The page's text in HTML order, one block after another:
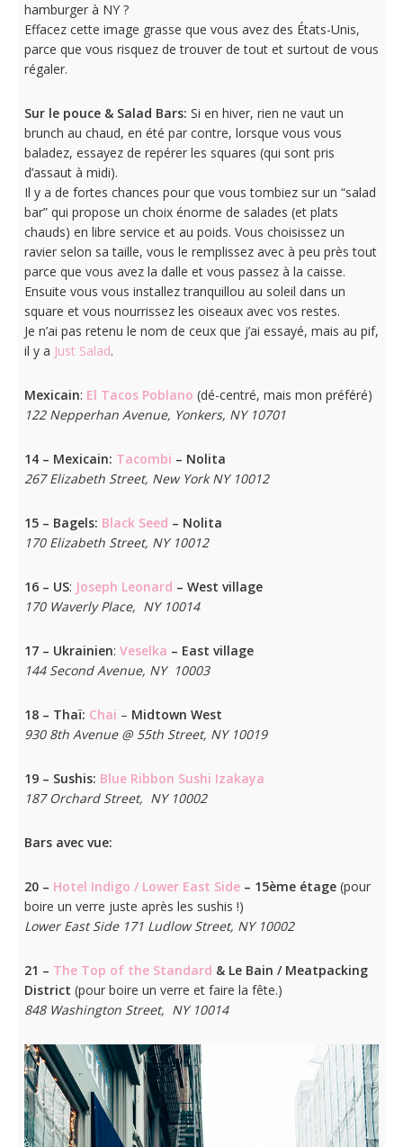
hamburger à NY ?
Effacez cette image grasse que vous avez des États-Unis,
parce que vous risquez de trouver de tout et surtout de vous
régaler.
Sur le pouce & Salad Bars: Si en hiver, rien ne vaut un
brunch au chaud, en été par contre, lorsque vous vous
baladez, essayez de repérer les squares (qui sont pris
d’assaut à midi).
Il y a de fortes chances pour que vous tombiez sur un “salad
bar” qui propose un choix énorme de salades (et plats
chauds) en libre service et au poids. Vous choisissez un
ravier selon sa taille, vous le remplissez avec à peu près tout
parce que vous avez la dalle et vous passez à la caisse.
Ensuite vous vous installez tranquillou au soleil dans un
square et vous nourrissez les oiseaux avec vos restes.
Je n’ai pas retenu le nom de ceux que j’ai essayé, mais au pif,
il y a Just Salad.
Mexicain: El Tacos Poblano (dé-centré, mais mon préféré)
122 Nepperhan Avenue, Yonkers, NY 10701
14 – Mexicain: Tacombi – Nolita
267 Elizabeth Street, New York NY 10012
15 – Bagels: Black Seed – Nolita
170 Elizabeth Street, NY 10012
16 – US: Joseph Leonard – West village
170 Waverly Place, NY 10014
17 – Ukrainien: Veselka – East village
144 Second Avenue, NY 10003
18 – Thaï: Chai – Midtown West
930 8th Avenue @ 55th Street, NY 10019
19 – Sushis: Blue Ribbon Sushi Izakaya
187 Orchard Street, NY 10002
Bars avec vue:
20 – Hotel Indigo / Lower East Side– 15ème étage (pour
boire un verre juste après les sushis !)
Lower East Side 171 Ludlow Street, NY 10002
21 – The Top of the Standard & Le Bain / Meatpacking
District (pour boire un verre et faire la fête.)
848 Washington Street, NY 10014